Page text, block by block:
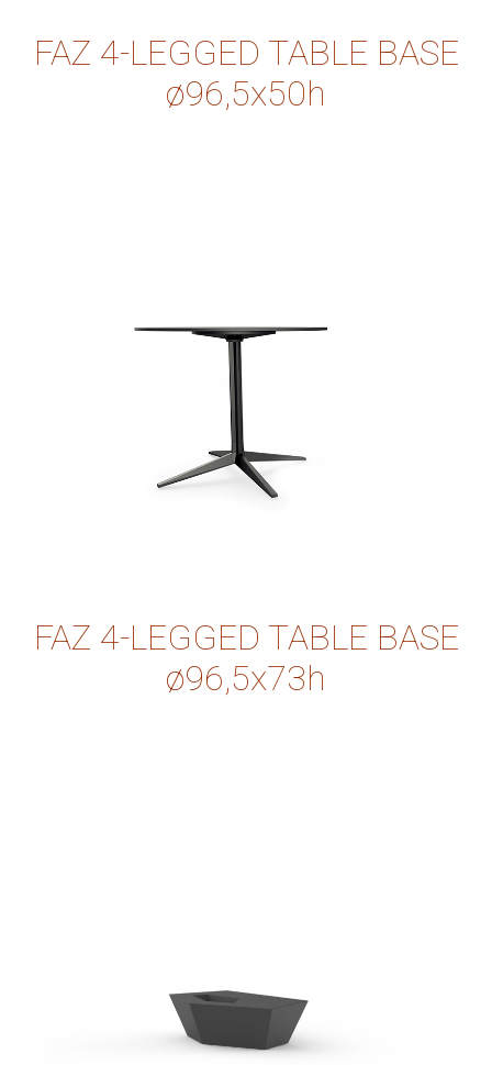
FAZ 4-LEGGED TABLE BASE
ø96,5x50h
FAZ 4-LEGGED TABLE BASE
ø96,5x73h